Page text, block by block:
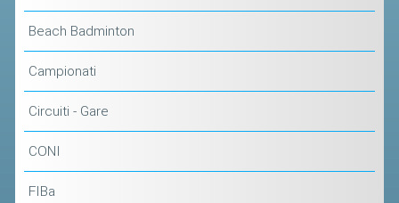
Beach Badminton
Campionati
Circuiti - Gare
CONI
FIBa